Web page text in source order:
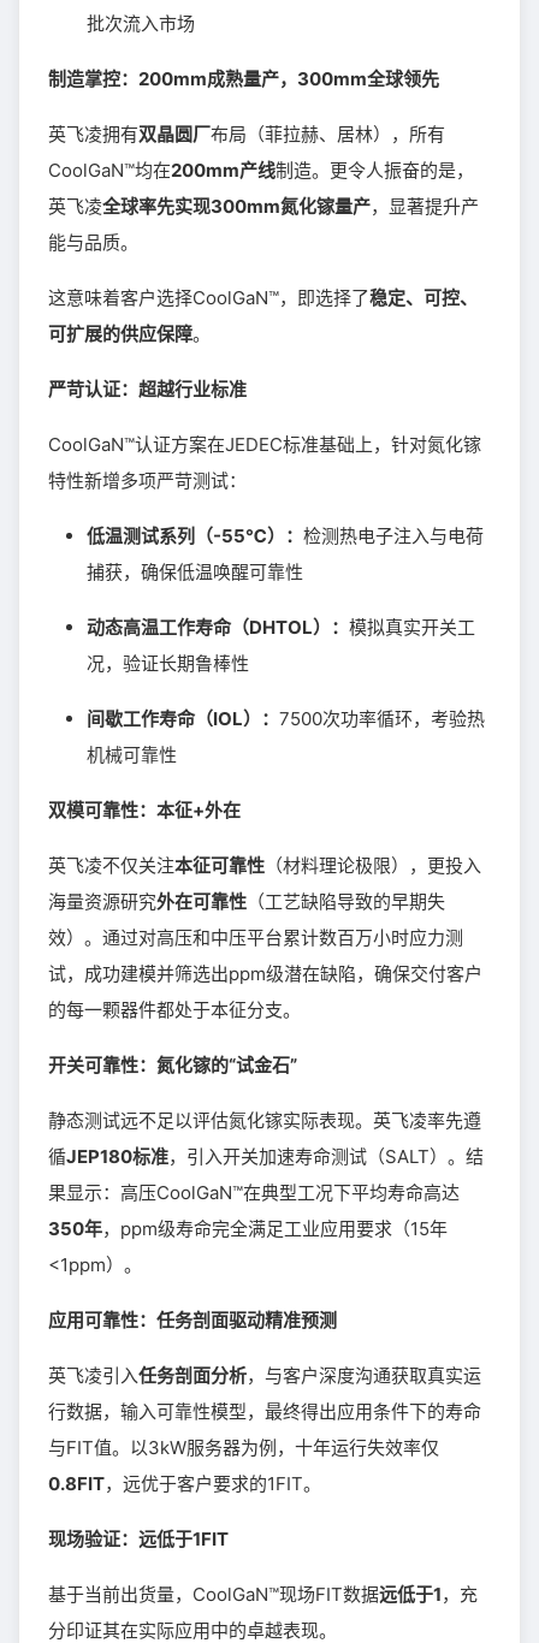
批次流入市场
制造掌控：200mm成熟量产，300mm全球领先
英飞凌拥有双晶圆厂布局（菲拉赫、居林），所有
CoolGaN™均在200mm产线制造。更令人振奋的是，
英飞凌全球率先实现300mm氮化镓量产，显著提升产
能与品质。
这意味着客户选择CoolGaN™，即选择了稳定、可控、
可扩展的供应保障。
严苛认证：超越行业标准
CoolGaN™认证方案在JEDEC标准基础上，针对氮化镓
特性新增多项严苛测试：
低温测试系列（-55℃）： 检测热电子注入与电荷
捕获，确保低温唤醒可靠性
动态高温工作寿命（DHTOL）： 模拟真实开关工
况，验证长期鲁棒性
间歇工作寿命（IOL）： 7500次功率循环，考验热
机械可靠性
双模可靠性：本征+外在
英飞凌不仅关注本征可靠性 （材料理论极限），更投入
海量资源研究外在可靠性 （工艺缺陷导致的早期失
效）。通过对高压和中压平台累计数百万小时应力测
试，成功建模并筛选出ppm级潜在缺陷，确保交付客户
的每一颗器件都处于本征分支。
开关可靠性：氮化镓的“试金石”
静态测试远不足以评估氮化镓实际表现。英飞凌率先遵
循JEP180标准，引入开关加速寿命测试（SALT）。结
果显示：高压CoolGaN™在典型工况下平均寿命高达
350年，ppm级寿命完全满足工业应用要求（15年
<1ppm）。
应用可靠性：任务剖面驱动精准预测
英飞凌引入任务剖面分析，与客户深度沟通获取真实运
行数据，输入可靠性模型，最终得出应用条件下的寿命
与FIT值。以3kW服务器为例，十年运行失效率仅
0.8FIT，远优于客户要求的1FIT。
现场验证：远低于1FIT
基于当前出货量，CoolGaN™现场FIT数据远低于1，充
分印证其在实际应用中的卓越表现。